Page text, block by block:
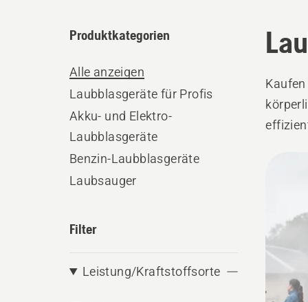
Produktkategorien
Alle anzeigen
Laubblasgeräte für Profis
Akku- und Elektro-
Laubblasgeräte
Benzin-Laubblasgeräte
Laubsauger
Filter
Leistung/Kraftstoffsorte